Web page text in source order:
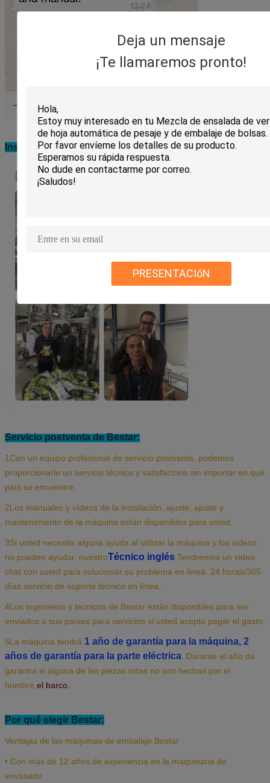
Deja un mensaje
¡Te llamaremos pronto!
PRESENTACIóN
Instalación de la máquina en la fábrica del cliente:
Servicio postventa de Bestar:
1Con un equipo profesional de servicio postventa, podemos
proporcionarle un servicio técnico y satisfactorio sin importar en qué
país se encuentre.
2Los manuales y vídeos de la instalación, ajuste, ajuste y
mantenimiento de la máquina están disponibles para usted.
3Si usted necesita alguna ayuda al utilizar la máquina y los videos
no pueden ayudar, nuestroTécnico inglés Tendremos un video
chat con usted para solucionar su problema en línea. 24 horas/365
días servicio de soporte técnico en línea.
4Los ingenieros y técnicos de Bestar están disponibles para ser
enviados a sus países para servicios si usted acepta pagar el gasto.
5La máquina tendrá 1 año de garantía para la máquina, 2
años de garantía para la parte eléctrica Durante el año de
garantía si alguna de las piezas rotas no son hechas por el
hombre. el barco.
Por qué elegir Bestar:
Ventajas de las máquinas de embalaje Bestar
• Con más de 12 años de experiencia en la maquinaria de
envasado.